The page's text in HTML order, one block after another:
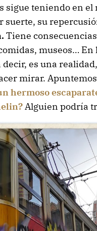
teniendo en el
suerte, su
Tiene
museos… En
es una
mirar.
hermoso
Alguien podría